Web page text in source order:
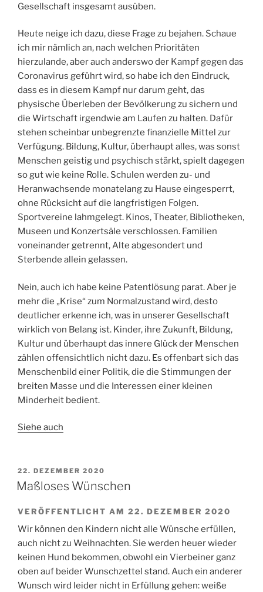
Gesellschaft insgesamt ausüben.
Heute neige ich dazu, diese Frage zu bejahen. Schaue
ich mir nämlich an, nach welchen Prioritäten
hierzulande, aber auch anderswo der Kampf gegen das
Coronavirus geführt wird, so habe ich den Eindruck,
dass es in diesem Kampf nur darum geht, das
physische Überleben der Bevölkerung zu sichern und
die Wirtschaft irgendwie am Laufen zu halten. Dafür
stehen scheinbar unbegrenzte finanzielle Mittel zur
Verfügung. Bildung, Kultur, überhaupt alles, was sonst
Menschen geistig und psychisch stärkt, spielt dagegen
so gut wie keine Rolle. Schulen werden zu- und
Heranwachsende monatelang zu Hause eingesperrt,
ohne Rücksicht auf die langfristigen Folgen.
Sportvereine lahmgelegt. Kinos, Theater, Bibliotheken,
Museen und Konzertsäle verschlossen. Familien
voneinander getrennt, Alte abgesondert und
Sterbende allein gelassen.
Nein, auch ich habe keine Patentlösung parat. Aber je
mehr die „Krise“ zum Normalzustand wird, desto
deutlicher erkenne ich, was in unserer Gesellschaft
wirklich von Belang ist. Kinder, ihre Zukunft, Bildung,
Kultur und überhaupt das innere Glück der Menschen
zählen offensichtlich nicht dazu. Es offenbart sich das
Menschenbild einer Politik, die die Stimmungen der
breiten Masse und die Interessen einer kleinen
Minderheit bedient.
Siehe auch
VERÖFFENTLICHT
AM
22. DEZEMBER 2020
Maßloses Wünschen
VERÖFFENTLICHT AM 22. DEZEMBER 2020
Wir können den Kindern nicht alle Wünsche erfüllen,
auch nicht zu Weihnachten. Sie werden heuer wieder
keinen Hund bekommen, obwohl ein Vierbeiner ganz
oben auf beider Wunschzettel stand. Auch ein anderer
Wunsch wird leider nicht in Erfüllung gehen: weiße